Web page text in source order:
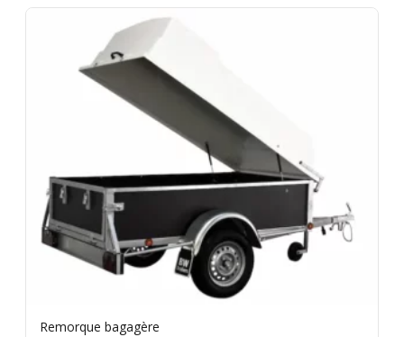
Remorque bagagère